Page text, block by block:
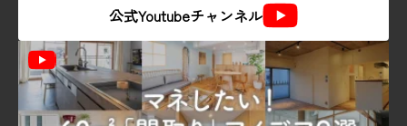
公式Youtubeチャンネル